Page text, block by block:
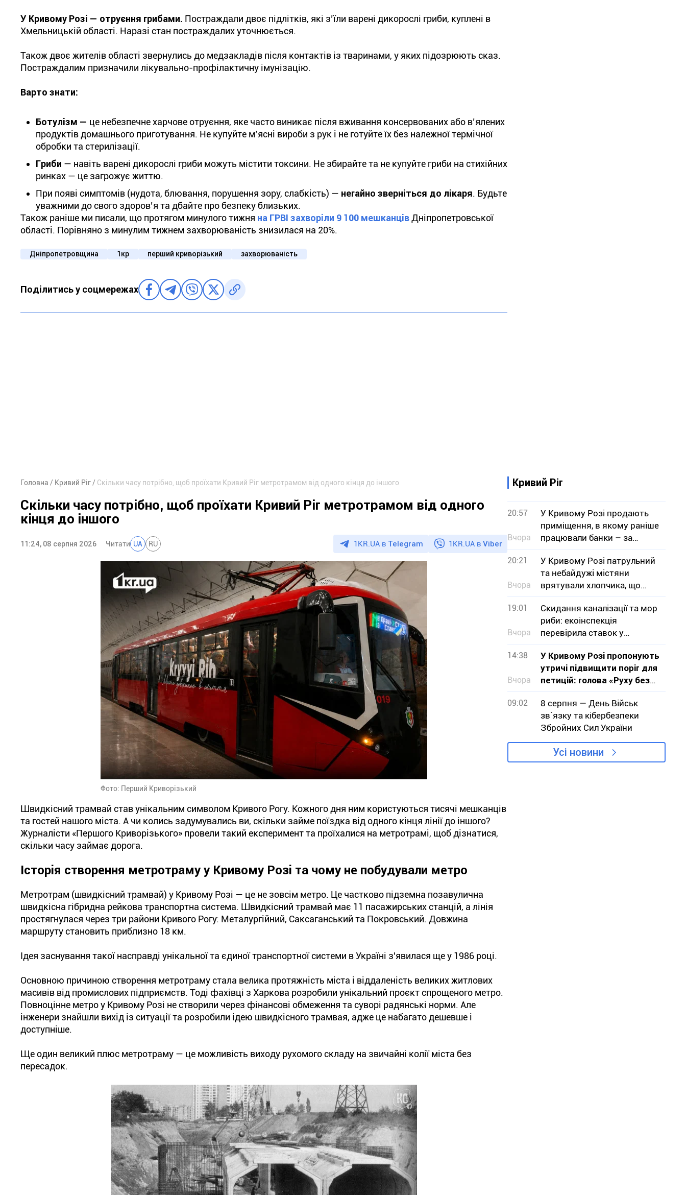
У Кривому Розі — отруєння грибами. Постраждали двоє підлітків, які з’їли варені дикорослі гриби, куплені в
Хмельницькій області. Наразі стан постраждалих уточнюється.
Також двоє жителів області звернулись до медзакладів після контактів із тваринами, у яких підозрюють сказ.
Постраждалим призначили лікувально-профілактичну імунізацію.
Варто знати:
Ботулізм — це небезпечне харчове отруєння, яке часто виникає після вживання консервованих або в’ялених
продуктів домашнього приготування. Не купуйте м’ясні вироби з рук і не готуйте їх без належної термічної
обробки та стерилізації.
Гриби — навіть варені дикорослі гриби можуть містити токсини. Не збирайте та не купуйте гриби на стихійних
ринках — це загрожує життю.
При появі симптомів (нудота, блювання, порушення зору, слабкість) — негайно зверніться до лікаря. Будьте
уважними до свого здоров’я та дбайте про безпеку близьких.
Також раніше ми писали, що протягом минулого тижня на ГРВІ захворіли 9 100 мешканцівДніпропетровської
області. Порівняно з минулим тижнем захворюваність знизилася на 20%.
Дніпропетровщина 1кр перший криворізький захворюваність
Поділитись у соцмережах
Головна Кривий Ріг Скільки часу потрібно, щоб проїхати Кривий Ріг метротрамом від одного кінця до іншого
Скільки часу потрібно, щоб проїхати Кривий Ріг метротрамом від одного
кінця до іншого
11:24, 08 серпня 2026 Читати UA RU 1KR.UA в Telegram 1KR.UA в Viber
Фото: Перший Криворізький
Швидкісний трамвай став унікальним символом Кривого Рогу. Кожного дня ним користуються тисячі мешканців
та гостей нашого міста. А чи колись задумувались ви, скільки займе поїздка від одного кінця лінії до іншого?
Журналісти «Першого Криворізького» провели такий експеримент та проїхалися на метротрамі, щоб дізнатися,
скільки часу займає дорога.
Історія створення метротраму у Кривому Розі та чому не побудували метро
Метротрам (швидкісний трамвай) у Кривому Розі — це не зовсім метро. Це частково підземна позавулична
швидкісна гібридна рейкова транспортна система. Швидкісний трамвай має 11 пасажирських станцій, а лінія
простягнулася через три райони Кривого Рогу: Металургійний, Саксаганський та Покровський. Довжина
маршруту становить приблизно 18 км.
Ідея заснування такої насправді унікальної та єдиної транспортної системи в Україні з'явилася ще у 1986 році.
Основною причиною створення метротраму стала велика протяжність міста і віддаленість великих житлових
масивів від промислових підприємств. Тоді фахівці з Харкова розробили унікальний проєкт спрощеного метро.
Повноцінне метро у Кривому Розі не створили через фінансові обмеження та суворі радянські норми. Але
інженери знайшли вихід із ситуації та розробили ідею швидкісного трамвая, адже це набагато дешевше і
доступніше.
Ще один великий плюс метротраму — це можливість виходу рухомого складу на звичайні колії міста без
пересадок.
Кривий Ріг
20:57
Вчора
У Кривому Розі продають
приміщення, в якому раніше
працювали банки – за
скільки мільйонів гривень
20:21
Вчора
У Кривому Розі патрульний
та небайдужі містяни
врятували хлопчика, що
тонув
19:01
Вчора
Скидання каналізації та мор
риби: екоінспекція
перевірила ставок у
Кривому Розі
14:38
Вчора
У Кривому Розі пропонують
утричі підвищити поріг для
петицій: голова «Руху без
меж» звернувся до влади з
критикою проєкту
09:02
8 серпня — День Військ
зв`язку та кібербезпеки
Збройних Сил України
Усі новини